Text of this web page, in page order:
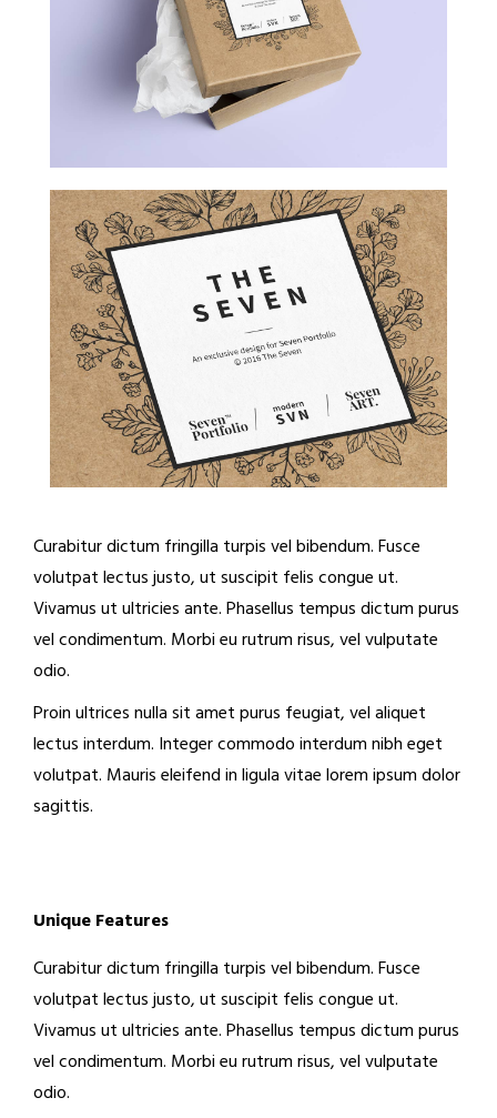
Curabitur dictum fringilla turpis vel bibendum. Fusce
volutpat lectus justo, ut suscipit felis congue ut.
Vivamus ut ultricies ante. Phasellus tempus dictum purus
vel condimentum. Morbi eu rutrum risus, vel vulputate
odio.
Proin ultrices nulla sit amet purus feugiat, vel aliquet
lectus interdum. Integer commodo interdum nibh eget
volutpat. Mauris eleifend in ligula vitae lorem ipsum dolor
sagittis.
Unique Features
Curabitur dictum fringilla turpis vel bibendum. Fusce
volutpat lectus justo, ut suscipit felis congue ut.
Vivamus ut ultricies ante. Phasellus tempus dictum purus
vel condimentum. Morbi eu rutrum risus, vel vulputate
odio.